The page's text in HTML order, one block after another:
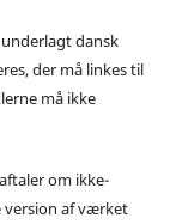
dansk
der må linkes til
må ikke
om ikke-
version af værket